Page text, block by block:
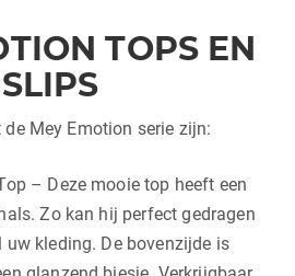
TOPS EN
SLIPS
Mey Emotion serie zijn:
– Deze mooie top heeft een
Zo kan hij perfect gedragen
uw kleding. De bovenzijde is